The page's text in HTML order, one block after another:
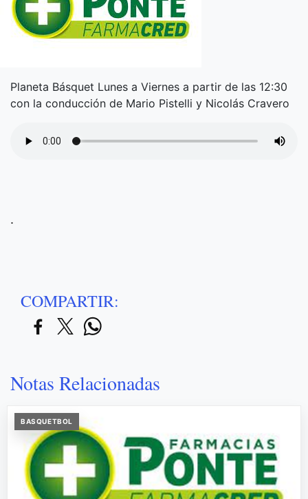
Planeta Básquet Lunes a Viernes a partir de las 12:30
con la conducción de Mario Pistelli y Nicolás Cravero
.
COMPARTIR:
Notas Relacionadas
BASQUETBOL